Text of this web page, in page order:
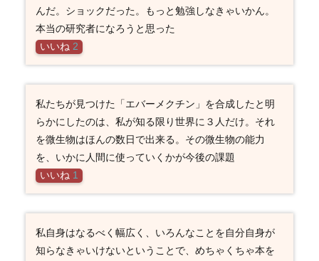
んだ。ショックだった。もっと勉強しなきゃいかん。
本当の研究者になろうと思った
いいね 2
私たちが見つけた「エバーメクチン」を合成したと明
らかにしたのは、私が知る限り世界に３人だけ。それ
を微生物はほんの数日で出来る。その微生物の能力
を、いかに人間に使っていくかが今後の課題
いいね 1
私自身はなるべく幅広く、いろんなことを自分自身が
知らなきゃいけないということで、めちゃくちゃ本を